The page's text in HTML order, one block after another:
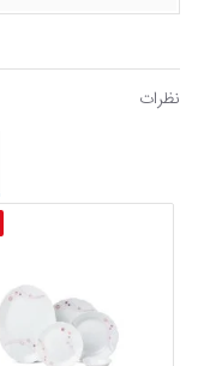
نظرات